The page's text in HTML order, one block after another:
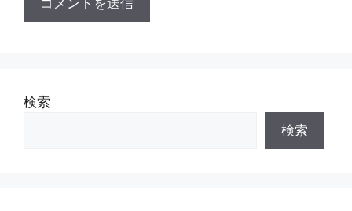
検索
検索